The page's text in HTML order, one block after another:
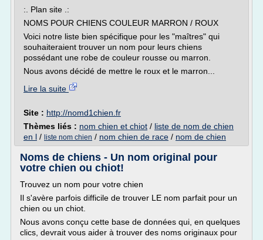
:. Plan site .:
NOMS POUR CHIENS COULEUR MARRON / ROUX
Voici notre liste bien spécifique pour les "maîtres" qui
souhaiteraient trouver un nom pour leurs chiens
possédant une robe de couleur rousse ou marron.
Nous avons décidé de mettre le roux et le marron...
Lire la suite
Site : http://nomd1chien.fr
Thèmes liés : nom chien et chiot / liste de nom de chien
en l / liste nom chien / nom chien de race / nom de chien
Noms de chiens - Un nom original pour
votre chien ou chiot!
Trouvez un nom pour votre chien
Il s'avère parfois difficile de trouver LE nom parfait pour un
chien ou un chiot.
Nous avons conçu cette base de données qui, en quelques
clics, devrait vous aider à trouver des noms originaux pour